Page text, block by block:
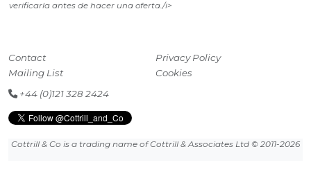
verificarla antes de hacer una oferta./i>
Contact
Mailing List
Privacy Policy
Cookies
+44 (0)121 328 2424
Cottrill & Co is a trading name of Cottrill & Associates Ltd © 2011-2026